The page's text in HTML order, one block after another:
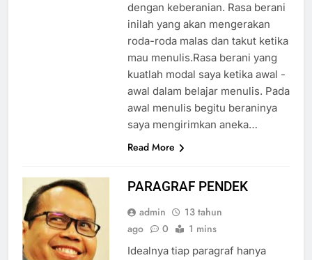
dengan keberanian. Rasa berani
inilah yang akan mengerakan
roda-roda malas dan takut ketika
mau menulis.Rasa berani yang
kuatlah modal saya ketika awal -
awal dalam belajar menulis. Pada
awal menulis begitu beraninya
saya mengirimkan aneka…
Read More
PARAGRAF PENDEK
admin
13 tahun
ago
0 1 mins
Idealnya tiap paragraf hanya